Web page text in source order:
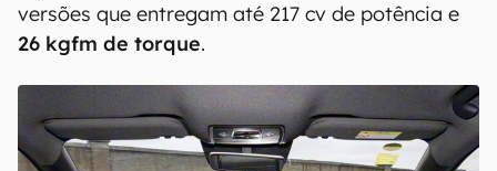
versões que entregam até 217 cv de potência e
26 kgfm de torque.